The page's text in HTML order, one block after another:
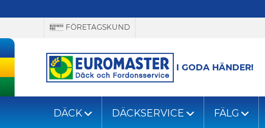
FÖRETAGSKUND
I GODA HÄNDER!
DÄCK DÄCKSERVICE FÄLG